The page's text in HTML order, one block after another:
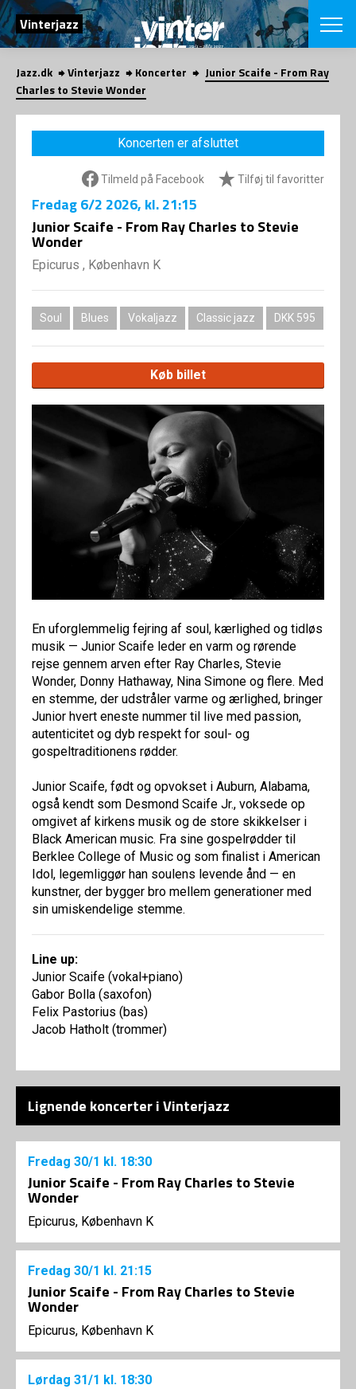
SØG
Vinterjazz
English
VÆLG
VINTERJAZZ
Temaer
LOCATIONS
App
INFO
Om
Kontakt
SHOP
Jazz.dk Vinterjazz Koncerter
Junior Scaife - From Ray
Charles to Stevie Wonder
Koncerten er afsluttet
Tilmeld på Facebook Tilføj til favoritter
Fredag6/2 2026, kl. 21:15
Junior Scaife - From Ray Charles to Stevie
Wonder
Epicurus , København K
Soul Blues Vokaljazz Classic jazz DKK 595
Køb billet
En uforglemmelig fejring af soul, kærlighed og tidløs
musik — Junior Scaife leder en varm og rørende
rejse gennem arven efter Ray Charles, Stevie
Wonder, Donny Hathaway, Nina Simone og flere. Med
en stemme, der udstråler varme og ærlighed, bringer
Junior hvert eneste nummer til live med passion,
autenticitet og dyb respekt for soul- og
gospeltraditionens rødder.
Junior Scaife, født og opvokset i Auburn, Alabama,
også kendt som Desmond Scaife Jr., voksede op
omgivet af kirkens musik og de store skikkelser i
Black American music. Fra sine gospelrødder til
Berklee College of Music og som finalist i American
Idol, legemliggør han soulens levende ånd — en
kunstner, der bygger bro mellem generationer med
sin umiskendelige stemme.
Line up:
Junior Scaife (vokal+piano)
Gabor Bolla (saxofon)
Felix Pastorius (bas)
Jacob Hatholt (trommer)
Lignende koncerter i Vinterjazz
Fredag 30/1 kl. 18:30
Junior Scaife - From Ray Charles to Stevie
Wonder
Epicurus, København K
Fredag 30/1 kl. 21:15
Junior Scaife - From Ray Charles to Stevie
Wonder
Epicurus, København K
Lørdag 31/1 kl. 18:30